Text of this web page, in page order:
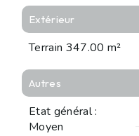
Extérieur
Terrain 347.00 m²
Autres
Etat général :
Moyen